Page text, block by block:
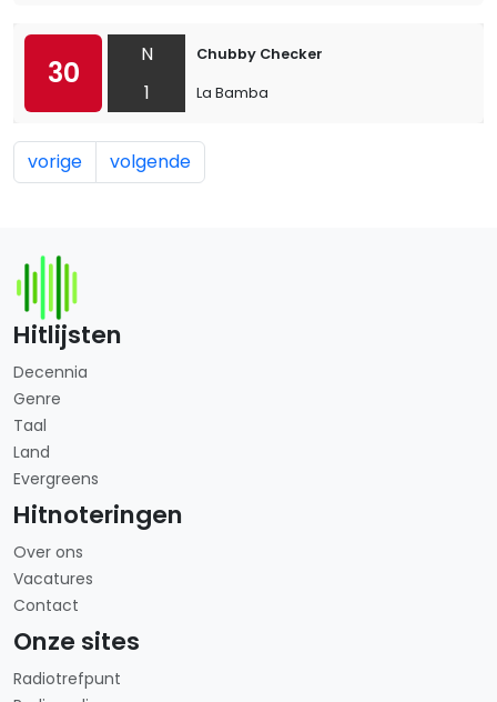
30
N
1
Chubby Checker
La Bamba
vorige volgende
Hitlijsten
Decennia
Genre
Taal
Land
Evergreens
Hitnoteringen
Over ons
Vacatures
Contact
Onze sites
Radiotrefpunt